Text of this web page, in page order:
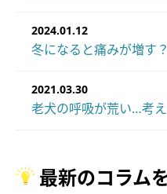
2024.01.12
冬になると痛みが増す
2021.03.30
老犬の呼吸が荒い…考
最新のコラム